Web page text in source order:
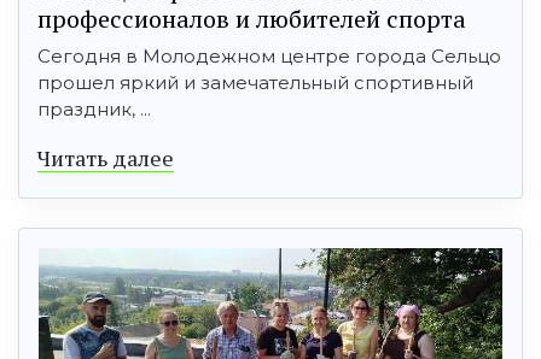
профессионалов и любителей спорта
Сегодня в Молодежном центре города Сельцо
прошел яркий и замечательный спортивный
праздник, ...
Читать далее